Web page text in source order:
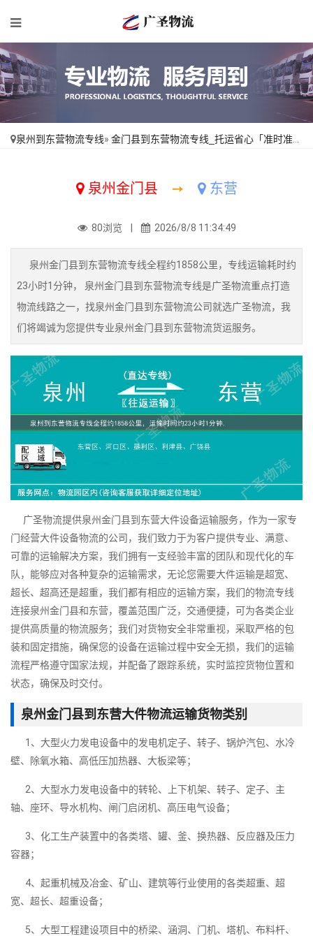
泉州到东营物流专线» 金门县到东营物流专线_托运省心「准时准点」
泉州金门县 ➙ 东营
80浏览 | 2026/8/8 11:34:49
泉州金门县到东营物流专线全程约1858公里，专线运输耗时约
23小时1分钟， 泉州金门县到东营物流专线是广圣物流重点打造
物流线路之一，找泉州金门县到东营物流公司就选广圣物流，我
们将竭诚为您提供专业泉州金门县到东营物流货运服务。
广圣物流提供泉州金门县到东营大件设备运输服务，作为一家专
门经营大件设备物流的公司，我们致力于为客户提供专业、满意、
可靠的运输解决方案，我们拥有一支经验丰富的团队和现代化的车
队，能够应对各种复杂的运输需求，无论您需要大件运输是超宽、
超长、超高还是超重，我们都有相应的运输方案，我们的物流专线
连接泉州金门县和东营，覆盖范围广泛，交通便捷，可为各类企业
提供高质量的物流服务；我们对货物安全非常重视，采取严格的包
装和固定措施，确保您的设备在运输过程中安全无损，我们的运输
流程严格遵守国家法规，并配备了跟踪系统，实时监控货物位置和
状态，确保及时交付。
泉州金门县到东营大件物流运输货物类别
1、大型火力发电设备中的发电机定子、转子、锅炉汽包、水冷
壁、除氧水箱、高低压加热器、大板梁等；
2、大型水力发电设备中的转轮、上下机架、转子、定子、主
轴、座环、导水机构、闸门启闭机、高压电气设备；
3、化工生产装置中的各类塔、罐、釜、换热器、反应器及压力
容器；
4、起重机械及冶金、矿山、建筑等行业使用的各类超重、超
宽、超长、超重设备；
5、大型工程建设项目中的桥梁、涵洞、门机、塔机、布料杆、